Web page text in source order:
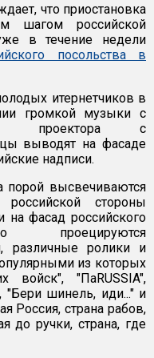
что приостановка
шагом российской
в течение недели
посольства в
итернетчиков в
громкой музыки с
проектора с
выводят на фасаде
надписи.
порой высвечиваются
стороны
на фасад российского
проецируются
различные ролики и
из которых
войск", "ПаRUSSIA",
шинель, иди..." и
Россия, cтрана рабов,
до ручки, cтрана, где